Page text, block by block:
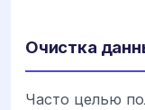
Очистка
Часто целью